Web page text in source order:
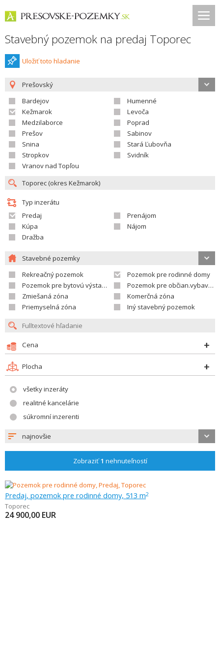
Stavebný pozemok na predaj Toporec
Uložiť toto hladanie
Prešovský
Bardejov
Humenné
Kežmarok
Levoča
Medzilaborce
Poprad
Prešov
Sabinov
Snina
Stará Ľubovňa
Stropkov
Svidník
Vranov nad Topľou
Typ inzerátu
Predaj
Prenájom
Kúpa
Nájom
Dražba
Stavebné pozemky
Rekreačný pozemok
Pozemok pre rodinné domy
Pozemok pre bytovú výstavbu
Pozemok pre občian.vybavenosť
Zmiešaná zóna
Komerčná zóna
Priemyselná zóna
Iný stavebný pozemok
Cena
Plocha
všetky inzeráty
realitné kancelárie
súkromní inzerenti
najnovšie
Zobraziť1 nehnuteľností
Predaj, pozemok pre rodinné domy, 513 m2
Toporec
24 900,00 EUR